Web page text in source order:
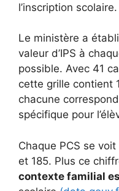
l’inscription scolaire.
Le ministère a
valeur d’IPS à
possible. Avec 41
cette grille contient
chacune
spécifique pour
Chaque PCS se
et 185. Plus ce
contexte familial